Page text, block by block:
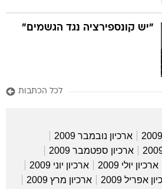
"יש קונספירציה נגד הגשמים"
לכל הכתבות
ארכיון נובמבר 2009
ארכיון ספטמבר 2009
ארכיון יולי 2009
ארכיון יוני 2009
אפריל 2009
ארכיון מרץ 2009